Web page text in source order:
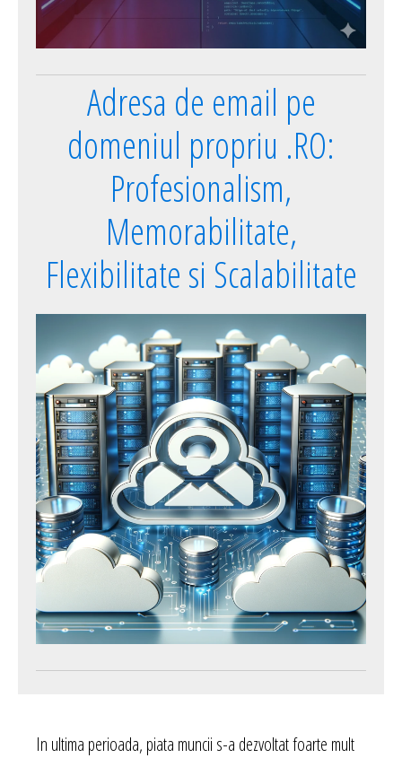
Adresa de email pe
domeniul propriu .RO:
Profesionalism,
Memorabilitate,
Flexibilitate si Scalabilitate
In ultima perioada, piata muncii s-a dezvoltat foarte mult